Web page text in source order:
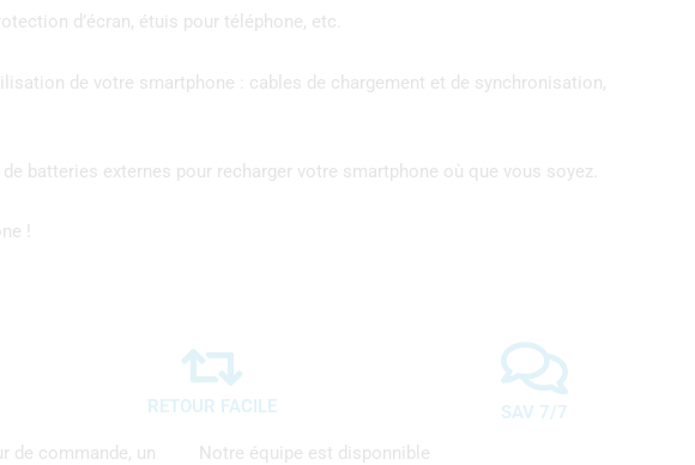
d’écran, étuis pour téléphone, etc.
de votre smartphone : cables de chargement et de synchronisation,
batteries externes pour recharger votre smartphone où que vous soyez.
!
RETOUR FACILE
SAV 7/7
de commande, un
Notre équipe est disponnible